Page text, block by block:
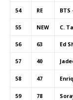
54 RE BTS
55 NEW C.
56 63 Ed
57 40
58 47
59 78